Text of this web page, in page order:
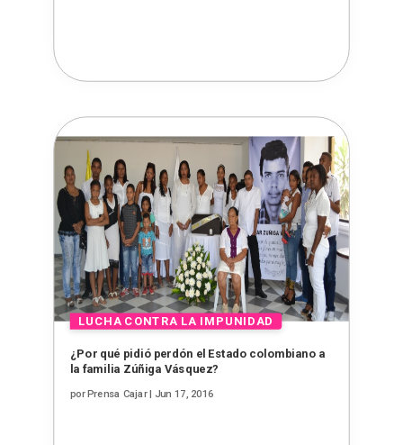
¿Por qué pidió perdón el Estado colombiano a
la familia Zúñiga Vásquez?
porPrensa Cajar| Jun 17, 2016